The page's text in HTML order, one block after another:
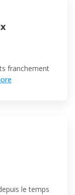
franchement
le temps